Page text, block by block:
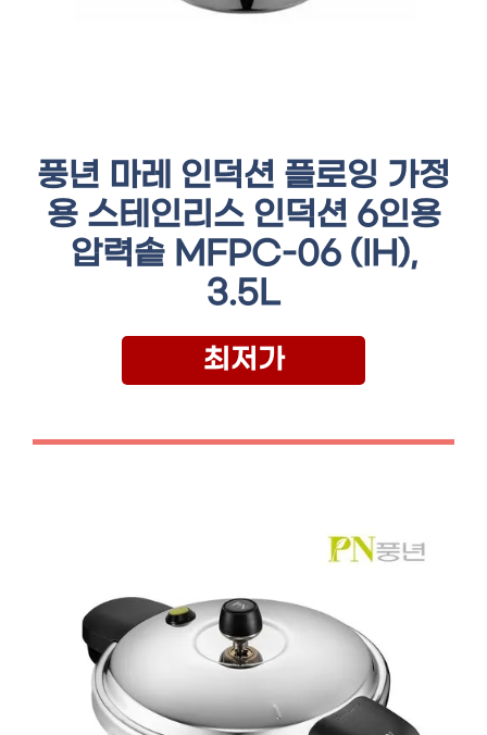
풍년 마레 인덕션 플로잉 가정
용 스테인리스 인덕션 6인용
압력솥 MFPC-06 (IH),
3.5L
최저가